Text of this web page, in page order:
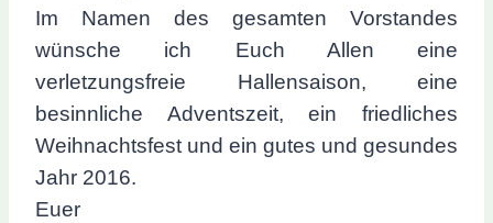
Im Namen des gesamten Vorstandes
wünsche ich Euch Allen eine
verletzungsfreie Hallensaison, eine
besinnliche Adventszeit, ein friedliches
Weihnachtsfest und ein gutes und gesundes
Jahr 2016.
Euer